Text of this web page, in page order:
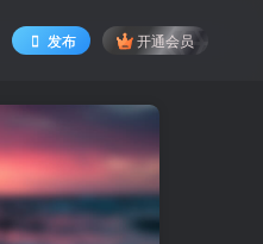
发布 开通会员